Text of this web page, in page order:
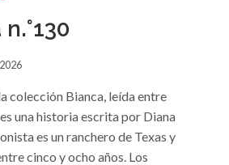
colección Bianca, leída entre
una historia escrita por Diana
es un ranchero de Texas y
cinco y ocho años. Los